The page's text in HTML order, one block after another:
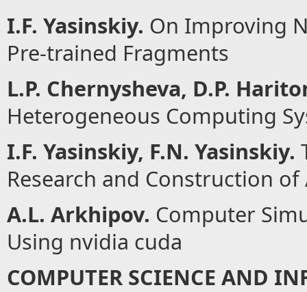
I.F. Yasinskiy. On Improving
Pre-trained Fragments
L.P. Chernysheva, D.P.
Heterogeneous Computing
I.F. Yasinskiy, F.N. Yasinskiy.
Research and Construction
A.L. Arkhipov. Computer
Using nvidia cuda
COMPUTER SCIENCE AND